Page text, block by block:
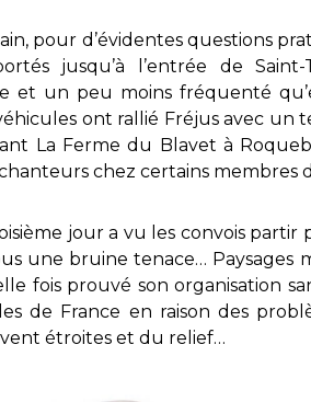
pour d’évidentes questions
jusqu’à l’entrée de
et un peu moins fréquenté
ont rallié Fréjus avec un
La Ferme du Blavet à
chez certains membres
jour a vu les convois partir
une bruine tenace… Paysages
fois prouvé son organisation
de France en raison des
étroites et du relief…